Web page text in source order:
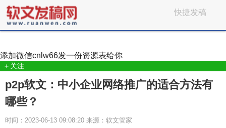
快捷发稿
添加微信cnlw66发一份资源表给你
＋关注
p2p软文：中小企业网络推广的适合方法有
哪些？
时间：2023-06-13 09:08:20 来源：软文管家